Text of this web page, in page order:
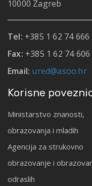
10000 Zagreb
Tel: +385 1 62 74 666
Fax: +385 1 62 74 606
Email: ured@asoo.hr
Korisne
Ministarstvo znanosti,
obrazovanja i mladih
Agencija za strukovno
obrazovanje i
odraslih